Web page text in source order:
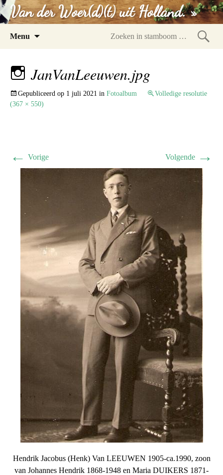
Van der Woer(d)(t) uit Holland. »
Menu
JanVanLeeuwen.jpg
Gepubliceerd op 1 juli 2021 in Fotoalbum
Volledige resolutie
(367 × 550)
← Vorige Volgende →
Hendrik Jacobus (Henk) Van LEEUWEN 1905-ca.1990, zoon
van Johannes Hendrik 1868-1948 en Maria DUIKERS 1871-